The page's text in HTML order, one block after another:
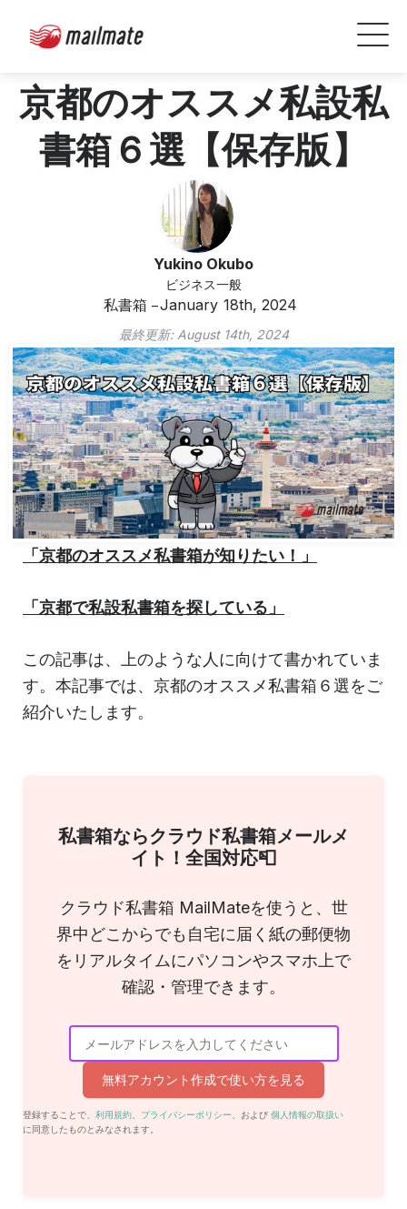
京都のオススメ私設私
書箱６選【保存版】
Yukino Okubo
ビジネス一般
私書箱 January 18th, 2024
最終更新: August 14th, 2024
「京都のオススメ私書箱が知りたい！」
「京都で私設私書箱を探している」
この記事は、上のような人に向けて書かれていま
す。本記事では、京都のオススメ私書箱６選をご
紹介いたします。
私書箱ならクラウド私書箱メールメ
イト！全国対応📮
クラウド私書箱 MailMateを使うと、世
界中どこからでも自宅に届く紙の郵便物
をリアルタイムにパソコンやスマホ上で
確認・管理できます。
無料アカウント作成で使い方を見る
登録することで、 利用規約 プライバシーポリシー 、および 個人情報の取扱い
に同意したものとみなされます。